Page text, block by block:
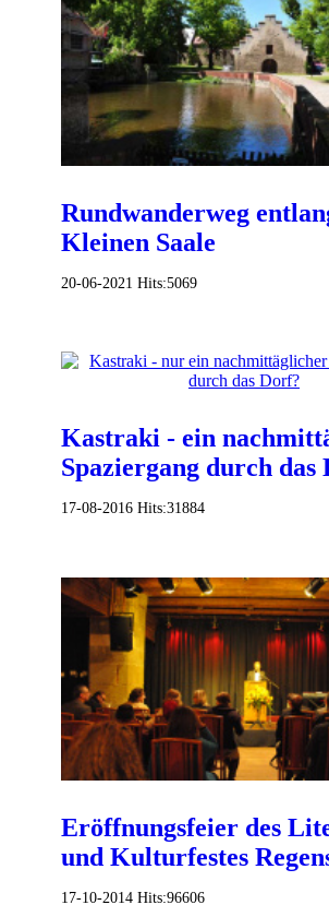
Rundwanderweg
Kleinen Saale
20-06-2021 Hits:5069
Kastraki - ein
Spaziergang durch das
17-08-2016 Hits:31884
Eröffnungsfeier des
und Kulturfestes
17-10-2014 Hits:96606